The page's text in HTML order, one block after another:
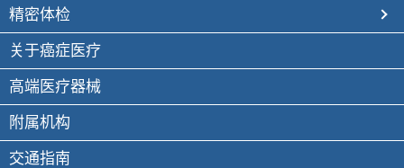
精密体检
关于癌症医疗
高端医疗器械
附属机构
交通指南